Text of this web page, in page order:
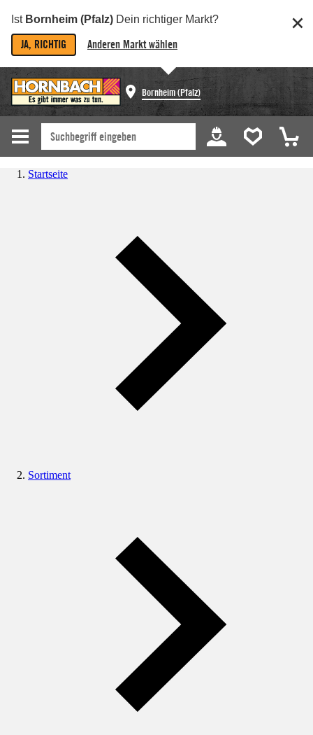
Ist Bornheim (Pfalz) Dein richtiger Markt?
JA, RICHTIG Anderen Markt wählen
Bornheim (Pfalz)
Startseite
Sortiment